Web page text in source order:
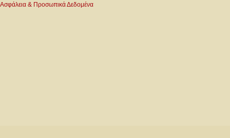
Ασφάλεια & Προσωπικά Δεδομένα